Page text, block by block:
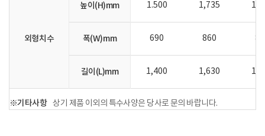
외형치수
높이(H)mm 1.500 1,735
폭(W)mm 690 860
길이(L)mm 1,400 1,630
※기타사항 상기 제품 이외의 특수사양은 당사로 문의 바랍니다.